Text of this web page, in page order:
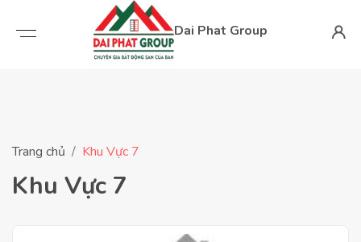
Dai Phat Group
Trang chủ Khu Vực 7
Khu Vực 7